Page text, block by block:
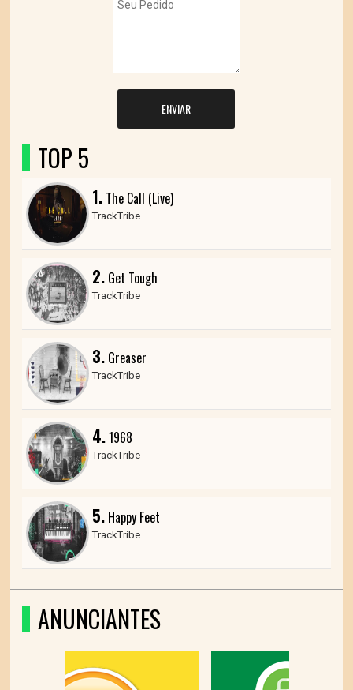
ENVIAR
TOP 5
1. The Call (Live)
TrackTribe
2. Get Tough
TrackTribe
3. Greaser
TrackTribe
4.1968
TrackTribe
5. Happy Feet
TrackTribe
ANUNCIANTES